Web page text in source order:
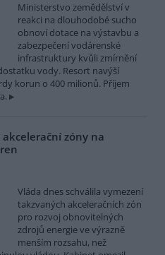
Ministerstvo zemědělství v
reakci na dlouhodobé sucho
obnoví dotace na výstavbu a
zabezpečení vodárenské
infrastruktury kvůli zmírnění
vody. Resort navýší
korun o 400 milionů. Příjem
zóny na
Vláda dnes schválila vymezení
takzvaných akceleračních zón
pro rozvoj obnovitelných
zdrojů energie ve výrazně
menším rozsahu, než